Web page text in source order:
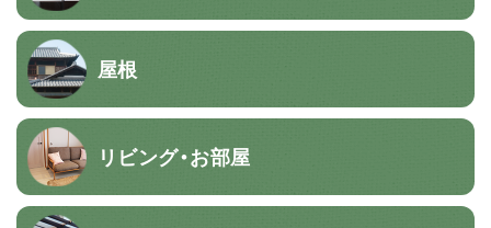
屋根
リビング・お部屋